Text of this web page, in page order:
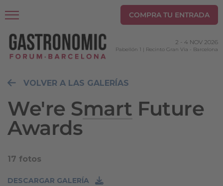
COMPRA TU ENTRADA
2 - 4 NOV 2026
Pabellón 1 | Recinto Gran Via - Barcelona
VOLVER A LAS GALERÍAS
We're Smart Future
Awards
17 fotos
DESCARGAR GALERÍA